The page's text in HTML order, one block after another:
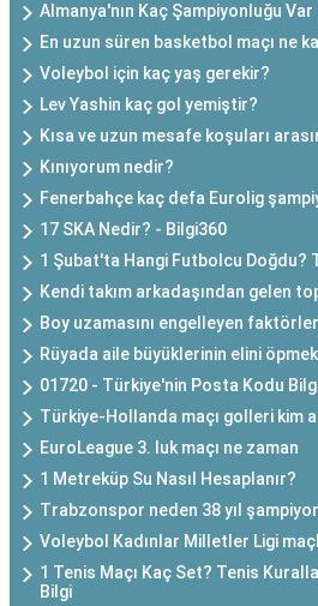
Almanya'nın Kaç Şampiyonluğu Var
En uzun süren basketbol maçı ne
Voleybol için kaç yaş gerekir?
Lev Yashin kaç gol yemiştir?
Kısa ve uzun mesafe koşuları
Kınıyorum nedir?
Fenerbahçe kaç defa Eurolig
17 SKA Nedir? - Bilgi360
1 Şubat'ta Hangi Futbolcu Doğdu?
Kendi takım arkadaşından gelen
Boy uzamasını engelleyen
Rüyada aile büyüklerinin elini
01720 - Türkiye'nin Posta Kodu
Türkiye-Hollanda maçı golleri kim
EuroLeague 3. luk maçı ne zaman
1 Metreküp Su Nasıl Hesaplanır?
Trabzonspor neden 38 yıl
Voleybol Kadınlar Milletler Ligi
1 Tenis Maçı Kaç Set? Tenis
Bilgi